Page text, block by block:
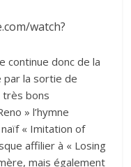
watch?
continue donc de la
par la sortie de
très bons
» l’hymne
« Imitation of
affilier à « Losing
mais également